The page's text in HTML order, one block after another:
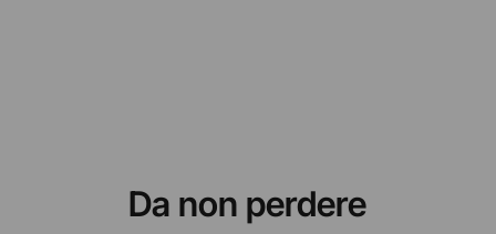
Da non perdere